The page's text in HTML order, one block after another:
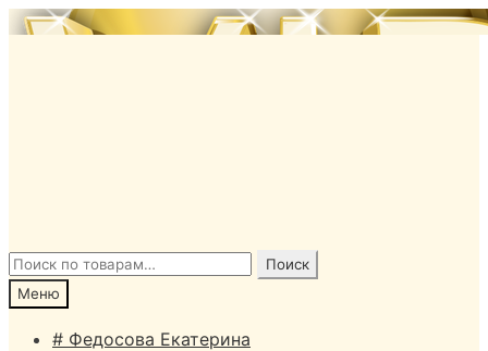
Перейти
Перейти
Искать:
Поиск
Меню
# Федосова Екатерина